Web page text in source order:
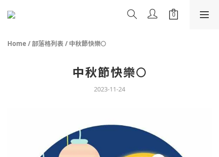
Home / 部落格列表 / 中秋節快樂🌕
中秋節快樂🌕
2023-11-24